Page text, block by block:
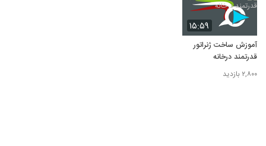
۱۵:۵۹
آموزش ساخت ژنراتور
قدرتمند درخانه
۲,۸۰۰ بازدید